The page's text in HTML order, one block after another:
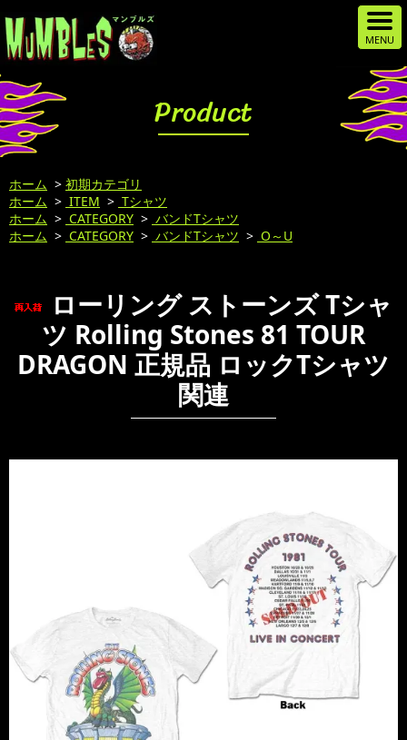
Product
ホーム > 初期カテゴリ
ホーム > ITEM > Tシャツ
ホーム > CATEGORY > バンドTシャツ
ホーム > CATEGORY > バンドTシャツ > O～U
ローリング ストーンズ Tシャ
ツ Rolling Stones 81 TOUR
DRAGON 正規品 ロックTシャツ
関連